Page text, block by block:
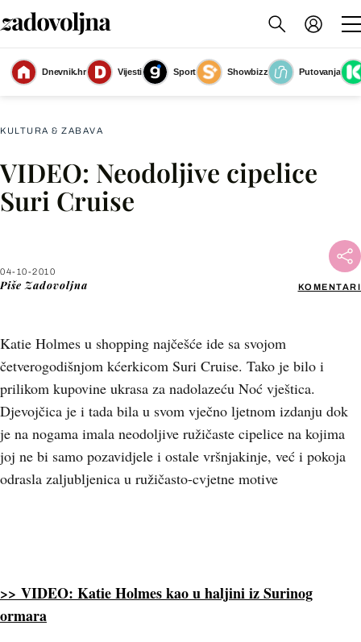
Dnevnik.hr Vijesti Sport Showbizz
Putovanja
Slika nije dostupna
KULTURA & ZABAVA
VIDEO: Neodoljive cipelice
Suri Cruise
04-10-2010
Piše Zadovoljna KOMENTARI
Katie Holmes u shopping najčešće ide sa svojom
četverogodišnjom kćerkicom Suri Cruise. Tako je bilo i
prilikom kupovine ukrasa za nadolazeću Noć vještica.
Djevojčica je i tada bila u svom vječno ljetnom izdanju dok
je na nogama imala neodoljive ružičaste cipelice na kojima
joj ne bi samo pozavidjele i ostale vršnjakinje, već i pokoja
odrasla zaljubljenica u ružičasto-cvjetne motive
Facebook
>> VIDEO: Katie Holmes kao u haljini iz Surinog
ormara